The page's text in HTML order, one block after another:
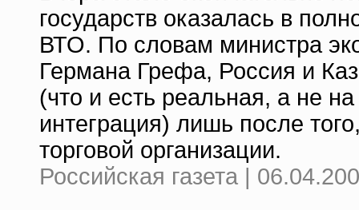
государств оказалась в
ВТО. По словам министра
Германа Грефа, Россия и
(что и есть реальная, а не
интеграция) лишь после
торговой организации.
Российская газета |